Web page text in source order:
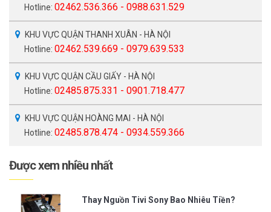
Hotline: 02462.536.366 - 0988.631.529
KHU VỰC QUẬN THANH XUÂN - HÀ NỘI
Hotline: 02462.539.669 - 0979.639.533
KHU VỰC QUẬN CẦU GIẤY - HÀ NỘI
Hotline: 02485.875.331 - 0901.718.477
KHU VỰC QUẬN HOÀNG MAI - HÀ NỘI
Hotline: 02485.878.474 - 0934.559.366
Được xem nhiều nhất
Thay Nguồn Tivi Sony Bao Nhiêu Tiền?